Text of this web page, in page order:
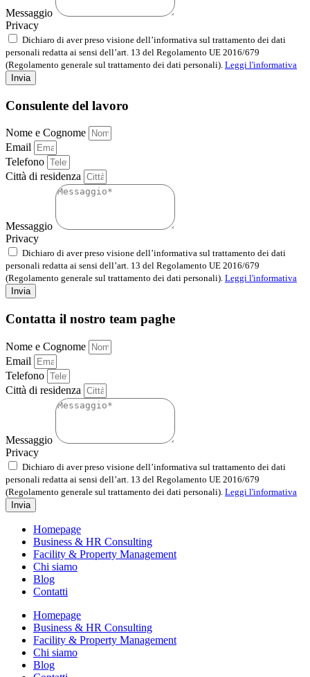
Messaggio
Privacy
Dichiaro di aver preso visione dell’informativa sul trattamento dei dati
personali redatta ai sensi dell’art. 13 del Regolamento UE 2016/679
(Regolamento generale sul trattamento dei dati personali). Leggi l'informativa
Invia
Consulente del lavoro
Nome e Cognome
Email
Telefono
Città di residenza
Messaggio
Privacy
Dichiaro di aver preso visione dell’informativa sul trattamento dei dati
personali redatta ai sensi dell’art. 13 del Regolamento UE 2016/679
(Regolamento generale sul trattamento dei dati personali). Leggi l'informativa
Invia
Contatta il nostro team paghe
Nome e Cognome
Email
Telefono
Città di residenza
Messaggio
Privacy
Dichiaro di aver preso visione dell’informativa sul trattamento dei dati
personali redatta ai sensi dell’art. 13 del Regolamento UE 2016/679
(Regolamento generale sul trattamento dei dati personali). Leggi l'informativa
Invia
Homepage
Business & HR Consulting
Facility & Property Management
Chi siamo
Blog
Contatti
Homepage
Business & HR Consulting
Facility & Property Management
Chi siamo
Blog